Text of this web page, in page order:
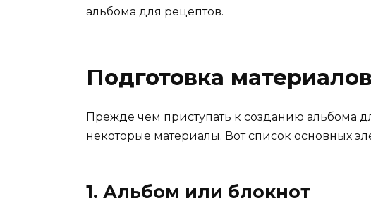
альбома для рецептов.
Подготовка материалов
Прежде чем приступать к созданию альбома
некоторые материалы. Вот список основных
1. Альбом или блокнот